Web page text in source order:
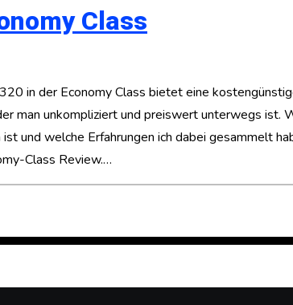
Class
in der Economy Class bietet eine
man unkompliziert und preiswert unterwegs ist.
und welche Erfahrungen ich dabei gesammelt
Class Review.…